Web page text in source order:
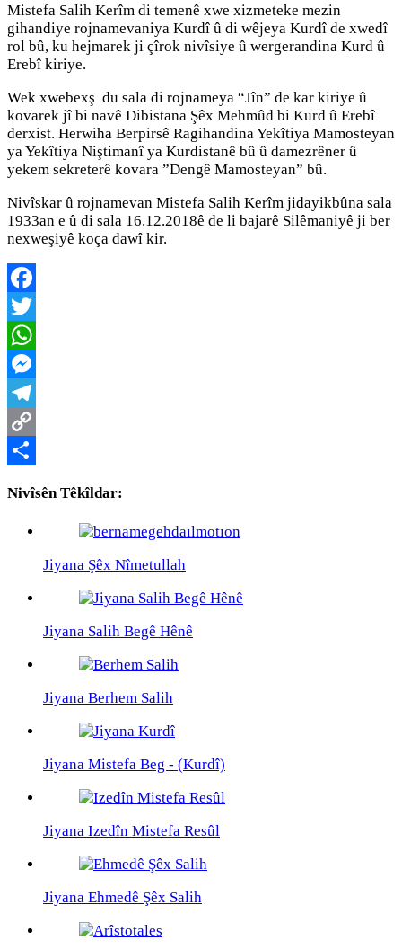
Mistefa Salih Kerîm di temenê xwe xizmeteke mezin
gihandiye rojnamevaniya Kurdî û di wêjeya Kurdî de xwedî
rol bû, ku hejmarek ji çîrok nivîsiye û wergerandina Kurd û
Erebî kiriye.
Wek xwebexş du sala di rojnameya “Jîn” de kar kiriye û
kovarek jî bi navê Dibistana Şêx Mehmûd bi Kurd û Erebî
derxist. Herwiha Berpirsê Ragihandina Yekîtiya Mamosteyan
ya Yekîtiya Niştimanî ya Kurdistanê bû û damezrêner û
yekem sekreterê kovara ”Dengê Mamosteyan” bû.
Nivîskar û rojnamevan Mistefa Salih Kerîm jidayikbûna sala
1933an e û di sala 16.12.2018ê de li bajarê Silêmaniyê ji ber
nexweşiyê koça dawî kir.
Facebook
Twitter
WhatsApp
Messenger
Telegram
Copy
Nivîsên Têkîldar:
Jiyana Şêx Nîmetullah
Jiyana Salih Begê Hênê
Jiyana Berhem Salih
Jiyana Mistefa Beg - (Kurdî)
Jiyana Izedîn Mistefa Resûl
Jiyana Ehmedê Şêx Salih